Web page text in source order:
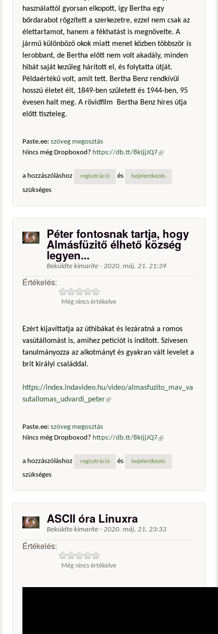
használattól gyorsan elkopott, így Bertha egy
bőrdarabot rögzített a szerkezetre, ezzel nem csak az
élettartamot, hanem a fékhatást is megnövelte. A
jármű különböző okok miatt menet közben többször is
lerobbant, de Bertha előtt nem volt akadály, minden
hibát saját kezűleg hárított el, és folytatta útját.
Példaértékű volt, amit tett. Bertha Benz rendkívül
hosszú életet élt, 1849-ben született és 1944-ben, 95
évesen halt meg. A rövidfilm Bertha Benz híres útja
előtt tiszteleg.
Paste.ee: szöveg megosztás
Nincs még Dropboxod? https://db.tt/8kIjjJQ7 (külső
a hozzászóláshoz
regisztráció és bejelentkezés
szükséges
Péter fontosnak tartja, hogy
Almásfüzitő élhető község
legyen...
Beküldte kimarite - 2020. máj. 21. 21:39
Értékelés:
Még nincs értékelve
Ezért kijavíttatja az úthibákat és lezáratná a romos
vasútállomást is, amihez petíciót is indított. Szívesen
tanulmányozza az alkotmányt és gyakran vált levelet a
brit királyi családdal.
https://index.indavideo.hu/video/almasfuzito_mav_va
sutallomas_udvardi_peter(külső hivatkozás)
Paste.ee: szöveg megosztás
Nincs még Dropboxod? https://db.tt/8kIjjJQ7 (külső
a hozzászóláshoz
regisztráció és bejelentkezés
szükséges
ASCII óra Linuxra
Beküldte kimarite - 2020. máj. 21. 23:33
Értékelés:
Még nincs értékelve